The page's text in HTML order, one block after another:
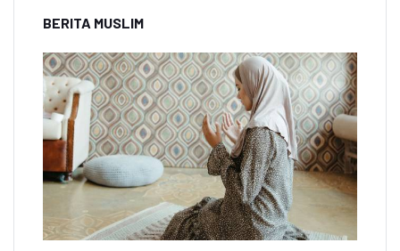
BERITA MUSLIM